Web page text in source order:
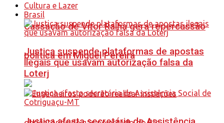
Cassação de Vitor Ralha gera repercussão
política em Miguel Pereira
Cultura e Lazer
Brasil
Justiça suspende plataformas de apostas
ilegais que usavam autorização falsa da
Loterj